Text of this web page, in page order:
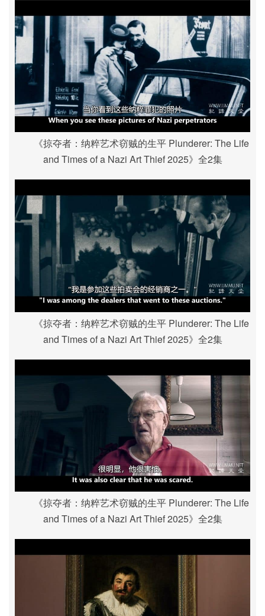
《掠夺者：纳粹艺术窃贼的生平 Plunderer: The Life
and Times of a Nazi Art Thief 2025》全2集
《掠夺者：纳粹艺术窃贼的生平 Plunderer: The Life
and Times of a Nazi Art Thief 2025》全2集
《掠夺者：纳粹艺术窃贼的生平 Plunderer: The Life
and Times of a Nazi Art Thief 2025》全2集